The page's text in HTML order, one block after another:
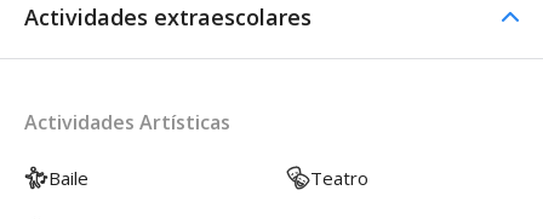
Actividades extraescolares
Actividades Artísticas
Baile Teatro